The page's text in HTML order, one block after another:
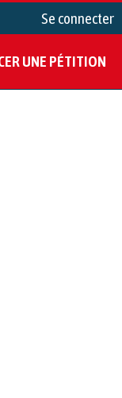
Se connecter
UNE PÉTITION